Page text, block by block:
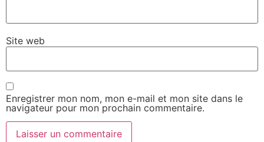
Site web
Enregistrer mon nom, mon e-mail et mon site dans le
navigateur pour mon prochain commentaire.